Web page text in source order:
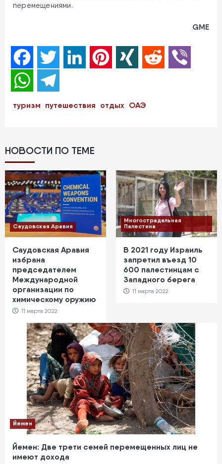
перемещениями.
GME
FacebookTwitter LinkedIn Pinterest XING Reddit
WhatsApp
туризм путешествия отдых ОАЭ
НОВОСТИ ПО ТЕМЕ
Саудовская Аравия
Саудовская Аравия
избрана
председателем
Международной
организации по
химическому оружию
11 марта 2022
Многострадальная
Палестина
В 2021 году Израиль
запретил въезд 10
600 палестинцам с
Западного берега
11 марта 2022
Йемен
Йемен: Две трети семей перемещенных лиц не
имеют дохода